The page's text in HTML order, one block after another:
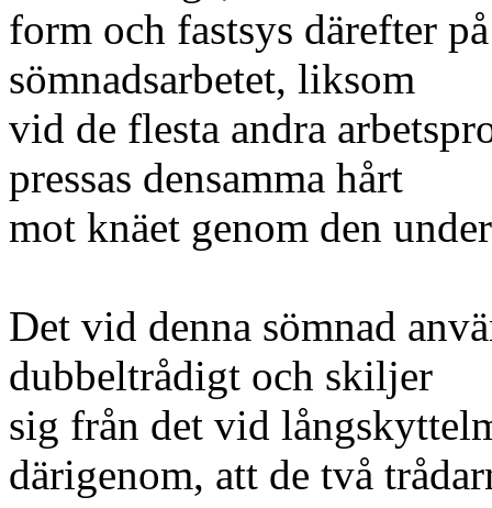
form och fastsys därefter
sömnadsarbetet, liksom
vid de flesta andra
pressas densamma hårt
mot knäet genom den
Det vid denna sömnad
dubbeltrådigt och skiljer
sig från det vid
därigenom, att de två